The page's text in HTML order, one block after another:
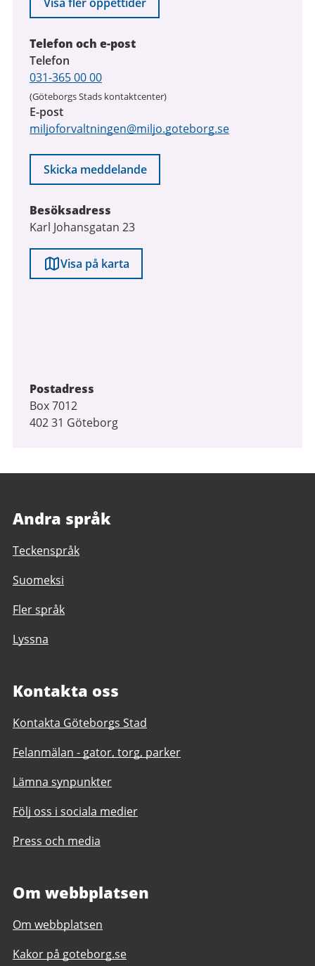
Telefon och e-post
Telefon
031-365 00 00
(Göteborgs Stads kontaktcenter)
E-post
miljoforvaltningen@miljo.goteborg.se
Skicka meddelande
Besöksadress
Karl Johansgatan 23
Visa på karta
Postadress
Box 7012
402 31 Göteborg
Andra språk
Teckenspråk
Suomeksi
Fler språk
Lyssna
Kontakta oss
Kontakta Göteborgs Stad
Felanmälan - gator, torg, parker
Lämna synpunkter
Följ oss i sociala medier
Press och media
Om webbplatsen
Om webbplatsen
Kakor på goteborg.se